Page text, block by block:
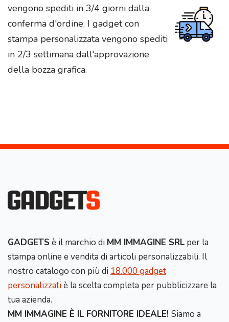
vengono spediti in 3/4 giorni dalla
conferma d'ordine. I gadget con
stampa personalizzata vengono spediti
in 2/3 settimana dall'approvazione
della bozza grafica.
GADGETS è il marchio di MM IMMAGINE SRL per la
stampa online e vendita di articoli personalizzabili. Il
nostro catalogo con più di 18.000 gadget
personalizzatiè la scelta completa per pubblicizzare la
tua azienda.
MM IMMAGINE È IL FORNITORE IDEALE! Siamo a